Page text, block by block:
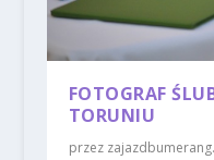
FOTOGRAF
TORUNIU
przez